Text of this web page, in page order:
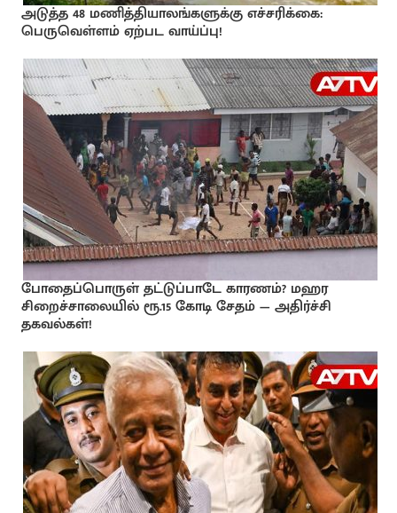
அடுத்த 48 மணித்தியாலங்களுக்கு எச்சரிக்கை:
பெருவெள்ளம் ஏற்பட வாய்ப்பு!
போதைப்பொருள் தட்டுப்பாடே காரணம்? மஹர
சிறைச்சாலையில் ரூ.15 கோடி சேதம் — அதிர்ச்சி
தகவல்கள்!